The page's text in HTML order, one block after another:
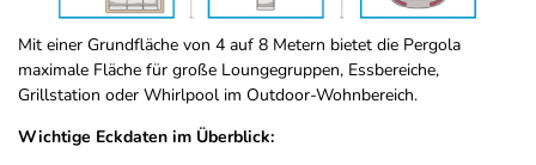
Mit einer Grundfläche von 4 auf 8 Metern bietet die Pergola
maximale Fläche für große Loungegruppen, Essbereiche,
Grillstation oder Whirlpool im Outdoor-Wohnbereich.
Wichtige Eckdaten im Überblick: